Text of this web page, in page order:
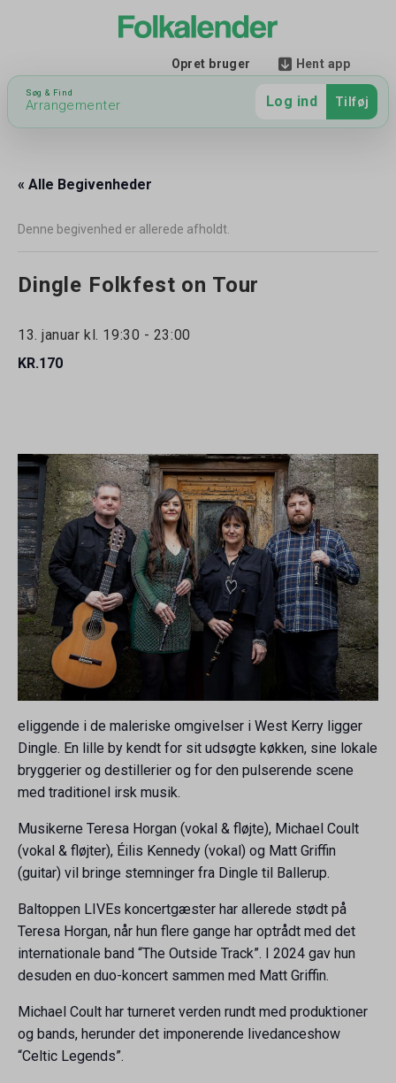
Opret bruger Hent app
Søg & Find
Arrangementer Log ind Tilføj
« Alle Begivenheder
Denne begivenhed er allerede afholdt.
Dingle Folkfest on Tour
13. januar kl. 19:30 - 23:00
KR.170
eliggende i de maleriske omgivelser i West Kerry ligger
Dingle. En lille by kendt for sit udsøgte køkken, sine lokale
bryggerier og destillerier og for den pulserende scene
med traditionel irsk musik.
Musikerne Teresa Horgan (vokal & fløjte), Michael Coult
(vokal & fløjter), Éilis Kennedy (vokal) og Matt Griffin
(guitar) vil bringe stemninger fra Dingle til Ballerup.
Baltoppen LIVEs koncertgæster har allerede stødt på
Teresa Horgan, når hun flere gange har optrådt med det
internationale band “The Outside Track”. I 2024 gav hun
desuden en duo-koncert sammen med Matt Griffin.
Michael Coult har turneret verden rundt med produktioner
og bands, herunder det imponerende livedanceshow
“Celtic Legends”.